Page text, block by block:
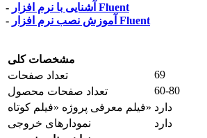
-
Fluent
-
Fluent
مشخصات کلی
تعداد صفحات
69
تعداد صفحات محصول
60-80
فیلم معرفی پروژه «فیلم کوتاه» دارد
نمودارهای خروجی
دارد